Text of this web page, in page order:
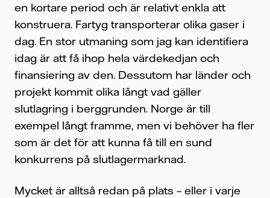
en kortare period och är relativt enkla att
konstruera. Fartyg transporterar olika gaser i
dag. En stor utmaning som jag kan identifiera
idag är att få ihop hela värdekedjan och
finansiering av den. Dessutom har länder och
projekt kommit olika långt vad gäller
slutlagring i berggrunden. Norge är till
exempel långt framme, men vi behöver ha fler
som är det för att kunna få till en sund
konkurrens på slutlagermarknad.
Mycket är alltså redan på plats – eller i varje